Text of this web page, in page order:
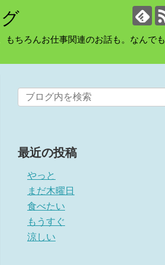
ちろんお仕事関連のお話も。なんでも
最近の投稿
やっと
まだ木曜日
食べたい
もうすぐ
涼しい